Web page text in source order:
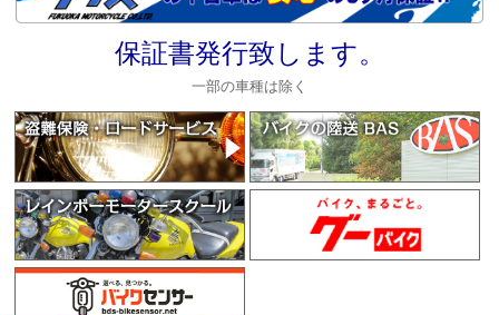
保証書発行致します。
一部の車種は除く